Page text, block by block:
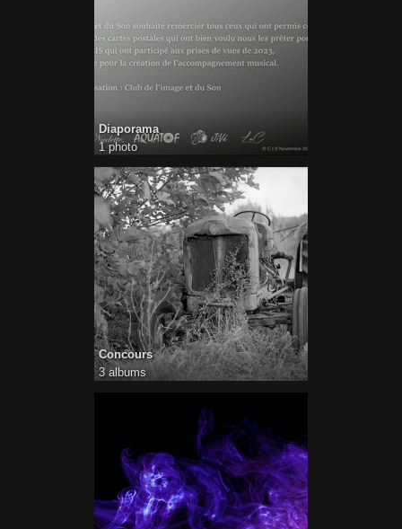
Diaporama
1 photo
Concours
3 albums